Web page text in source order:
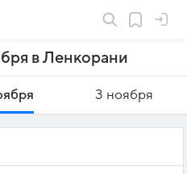
в Ленкорани
3 ноября